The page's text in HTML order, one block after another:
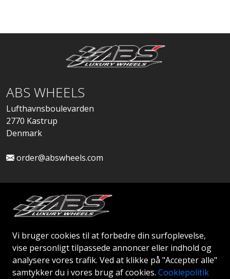
Vi bruger cookies til at forbedre din surfoplevelse,
vise personligt tilpassede annoncer eller indhold og
analysere vores trafik. Ved at klikke på "Accepter alle"
samtykker du i vores brug af cookies. Cookiepolitik
ABS WHEELS
Lufthavnsboulevarden
2770 Kastrup
Denmark
order@abswheels.com
Ansøg om Firmakonto